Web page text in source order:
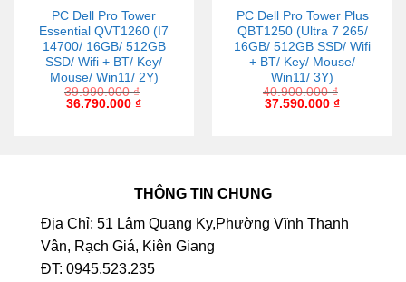
PC Dell Pro Tower
Essential QVT1260 (I7
14700/ 16GB/ 512GB
SSD/ Wifi + BT/ Key/
Mouse/ Win11/ 2Y)
39.990.000₫
36.790.000 ₫
PC Dell Pro Tower Plus
QBT1250 (Ultra 7 265/
16GB/ 512GB SSD/ Wifi
+ BT/ Key/ Mouse/
Win11/ 3Y)
40.900.000₫
37.590.000 ₫
THÔNG TIN CHUNG
Địa Chỉ: 51 Lâm Quang Ky,Phường Vĩnh Thanh
Vân, Rạch Giá, Kiên Giang
ĐT: 0945.523.235